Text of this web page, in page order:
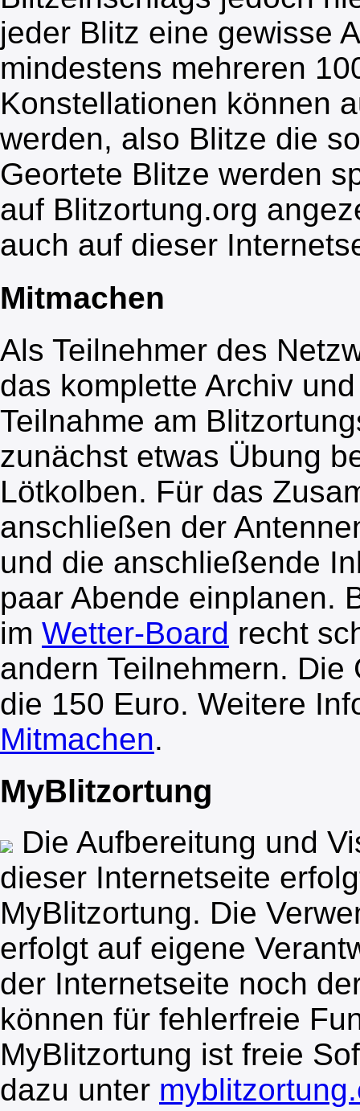
jeder Blitz eine gewisse
mindestens mehreren
Konstellationen können
werden, also Blitze die
Geortete Blitze werden
auf Blitzortung.org
auch auf dieser
Mitmachen
Als Teilnehmer des
das komplette Archiv
Teilnahme am
zunächst etwas Übung
Lötkolben. Für das
anschließen der
und die anschließende
paar Abende einplanen.
im Wetter-Board recht
andern Teilnehmern.
die 150 Euro. Weitere
Mitmachen.
MyBlitzortung
Die Aufbereitung und
dieser Internetseite
MyBlitzortung. Die
erfolgt auf eigene
der Internetseite noch
können für fehlerfreie
MyBlitzortung ist freie
dazu unter